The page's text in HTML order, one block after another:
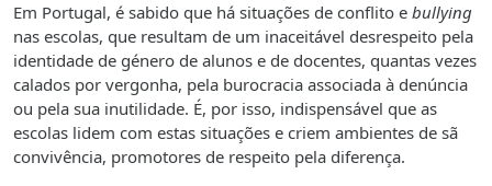
Em Portugal, é sabido que há situações de conflito e bullying
nas escolas, que resultam de um inaceitável desrespeito pela
identidade de género de alunos e de docentes, quantas vezes
calados por vergonha, pela burocracia associada à denúncia
ou pela sua inutilidade. É, por isso, indispensável que as
escolas lidem com estas situações e criem ambientes de sã
convivência, promotores de respeito pela diferença.